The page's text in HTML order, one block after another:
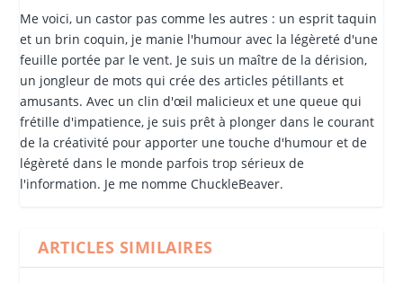
Me voici, un castor pas comme les autres : un esprit taquin
et un brin coquin, je manie l'humour avec la légèreté d'une
feuille portée par le vent. Je suis un maître de la dérision,
un jongleur de mots qui crée des articles pétillants et
amusants. Avec un clin d'œil malicieux et une queue qui
frétille d'impatience, je suis prêt à plonger dans le courant
de la créativité pour apporter une touche d'humour et de
légèreté dans le monde parfois trop sérieux de
l'information. Je me nomme ChuckleBeaver.
ARTICLES SIMILAIRES